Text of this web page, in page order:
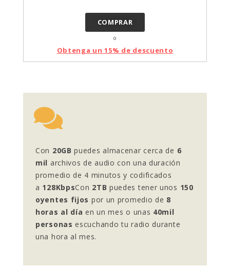
COMPRAR
o
Obtenga un 15% de descuento
Con 20GB puedes almacenar cerca de 6
mil archivos de audio con una duración
promedio de 4 minutos y codificados
a 128KbpsCon 2TB puedes tener unos 150
oyentes fijos por un promedio de 8
horas al día en un mes o unas 40mil
personas escuchando tu radio durante
una hora al mes.